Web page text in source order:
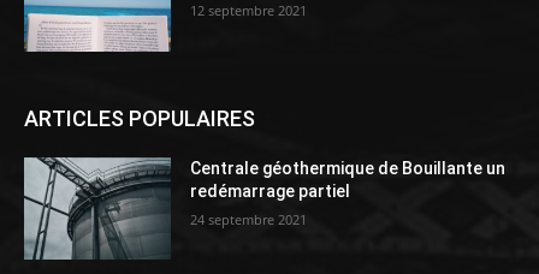
12 septembre 2021
ARTICLES POPULAIRES
Centrale géothermique de Bouillante un
redémarrage partiel
24 septembre 2021